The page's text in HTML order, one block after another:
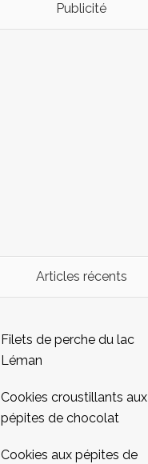
Publicité
Articles récents
Filets de perche du lac
Léman
Cookies croustillants aux
pépites de chocolat
Cookies aux pépites de